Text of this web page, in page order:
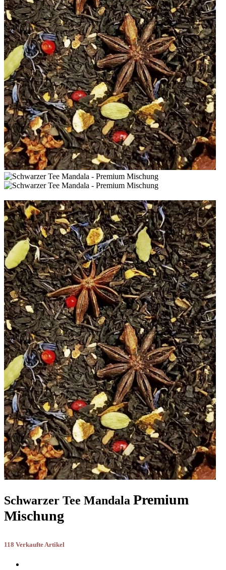
Schwarzer Tee Mandala Premium
Mischung
118 Verkaufte Artikel